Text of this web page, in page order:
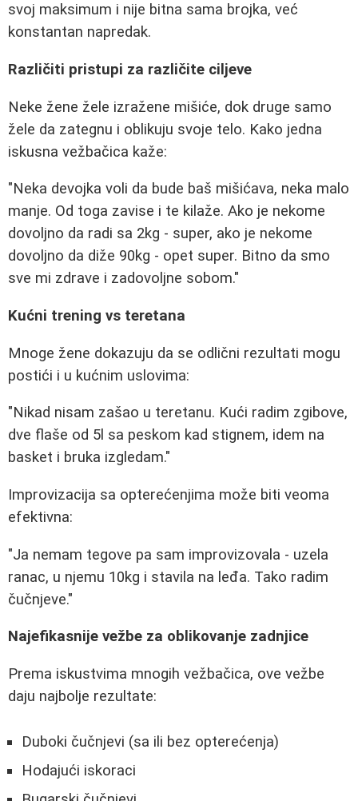
svoj maksimum i nije bitna sama brojka, već
konstantan napredak.
Različiti pristupi za različite ciljeve
Neke žene žele izražene mišiće, dok druge samo
žele da zategnu i oblikuju svoje telo. Kako jedna
iskusna vežbačica kaže:
"Neka devojka voli da bude baš mišićava, neka malo
manje. Od toga zavise i te kilaže. Ako je nekome
dovoljno da radi sa 2kg - super, ako je nekome
dovoljno da diže 90kg - opet super. Bitno da smo
sve mi zdrave i zadovoljne sobom."
Kućni trening vs teretana
Mnoge žene dokazuju da se odlični rezultati mogu
postići i u kućnim uslovima:
"Nikad nisam zašao u teretanu. Kući radim zgibove,
dve flaše od 5l sa peskom kad stignem, idem na
basket i bruka izgledam."
Improvizacija sa opterećenjima može biti veoma
efektivna:
"Ja nemam tegove pa sam improvizovala - uzela
ranac, u njemu 10kg i stavila na leđa. Tako radim
čučnjeve."
Najefikasnije vežbe za oblikovanje zadnjice
Prema iskustvima mnogih vežbačica, ove vežbe
daju najbolje rezultate:
Duboki čučnjevi (sa ili bez opterećenja)
Hodajući iskoraci